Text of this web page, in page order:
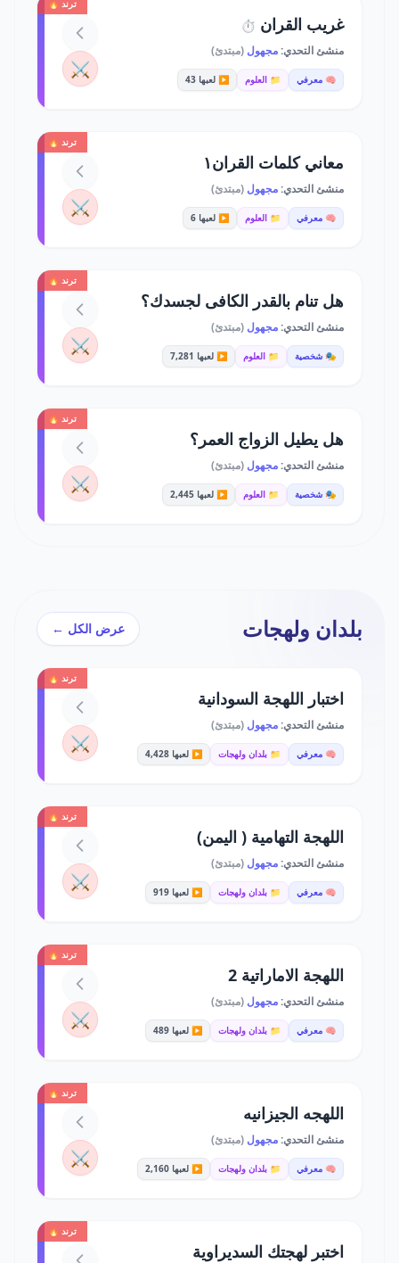
ترند 🔥
غريب القران ⏱️
منشئ التحدي:مجهول (مبتدئ)
🧠 معرفي 📁 العلوم ▶️ لعبها 43 ⚔️
ترند 🔥
معاني كلمات القران١
منشئ التحدي:مجهول (مبتدئ)
🧠 معرفي 📁 العلوم ▶️ لعبها 6 ⚔️
ترند 🔥
هل تنام بالقدر الكافى لجسدك؟
منشئ التحدي:مجهول (مبتدئ)
🎭 شخصية 📁 العلوم ▶️ لعبها 7,281 ⚔️
ترند 🔥
هل يطيل الزواج العمر؟
منشئ التحدي:مجهول (مبتدئ)
🎭 شخصية 📁 العلوم ▶️ لعبها 2,445 ⚔️
بلدان ولهجات عرض الكل ←
ترند 🔥
اختبار اللهجة السودانية
منشئ التحدي:مجهول (مبتدئ)
🧠 معرفي 📁 بلدان ولهجات ▶️ لعبها 4,428 ⚔️
ترند 🔥
اللهجة التهامية ( اليمن)
منشئ التحدي:مجهول (مبتدئ)
🧠 معرفي 📁 بلدان ولهجات ▶️ لعبها 919 ⚔️
ترند 🔥
اللهجة الاماراتية 2
منشئ التحدي:مجهول (مبتدئ)
🧠 معرفي 📁 بلدان ولهجات ▶️ لعبها 489 ⚔️
ترند 🔥
اللهجه الجيزانيه
منشئ التحدي:مجهول (مبتدئ)
🧠 معرفي 📁 بلدان ولهجات ▶️ لعبها 2,160 ⚔️
ترند 🔥
اختبر لهجتك السديراوية